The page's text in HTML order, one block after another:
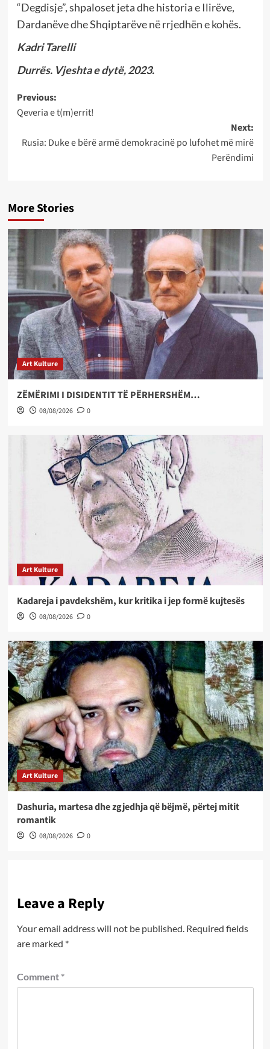
“Degdisje”, shpaloset jeta dhe historia e Ilirëve,
Dardanëve dhe Shqiptarëve në rrjedhën e kohës.
Kadri Tarelli
Durrës. Vjeshta e dytë, 2023.
Post
navigation
Previous:
Qeveria e t(m)errit!
Next:
Rusia: Duke e bёrё armё demokracinё po lufohet mё mirё
Perёndimi
More Stories
Art Kulture
ZËMËRIMI I DISIDENTIT TË PËRHERSHËM…
08/08/2026 0
Art Kulture
Kadareja i pavdekshëm, kur kritika i jep formë kujtesës
08/08/2026 0
Art Kulture
Dashuria, martesa dhe zgjedhja që bëjmë, përtej mitit
romantik
08/08/2026 0
Leave a Reply
Your email address will not be published. Required fields
are marked *
Comment *